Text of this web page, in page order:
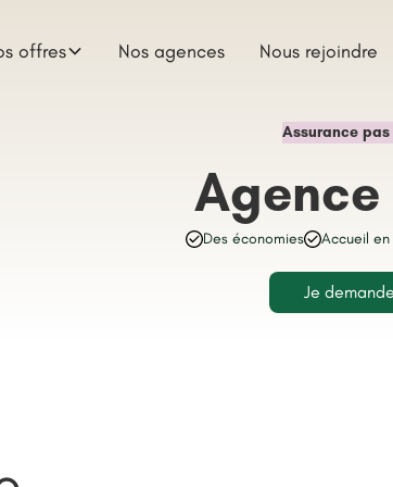
offres Nos agences Nous rejoindre
Assurance
Agence
Des économies Accueil
Je